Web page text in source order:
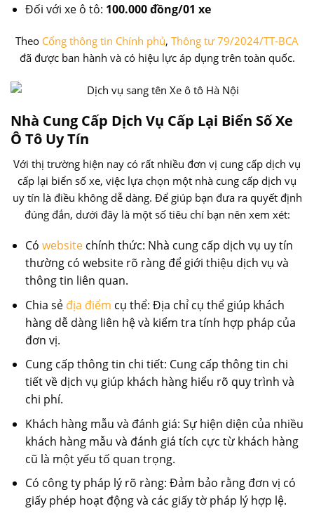
Đối với xe ô tô: 100.000 đồng/01 xe
Theo Cổng thông tin Chính phủ, Thông tư 79/2024/TT-BCA
đã được ban hành và có hiệu lực áp dụng trên toàn quốc.
Nhà Cung Cấp Dịch Vụ Cấp Lại Biển Số Xe
Ô Tô Uy Tín
Với thị trường hiện nay có rất nhiều đơn vị cung cấp dịch vụ
cấp lại biển số xe, việc lựa chọn một nhà cung cấp dịch vụ
uy tín là điều không dễ dàng. Để giúp bạn đưa ra quyết định
đúng đắn, dưới đây là một số tiêu chí bạn nên xem xét:
Có websitechính thức: Nhà cung cấp dịch vụ uy tín
thường có website rõ ràng để giới thiệu dịch vụ và
thông tin liên quan.
Chia sẻ địa điểm cụ thể: Địa chỉ cụ thể giúp khách
hàng dễ dàng liên hệ và kiểm tra tính hợp pháp của
đơn vị.
Cung cấp thông tin chi tiết: Cung cấp thông tin chi
tiết về dịch vụ giúp khách hàng hiểu rõ quy trình và
chi phí.
Khách hàng mẫu và đánh giá: Sự hiện diện của nhiều
khách hàng mẫu và đánh giá tích cực từ khách hàng
cũ là một yếu tố quan trọng.
Có công ty pháp lý rõ ràng: Đảm bảo rằng đơn vị có
giấy phép hoạt động và các giấy tờ pháp lý hợp lệ.